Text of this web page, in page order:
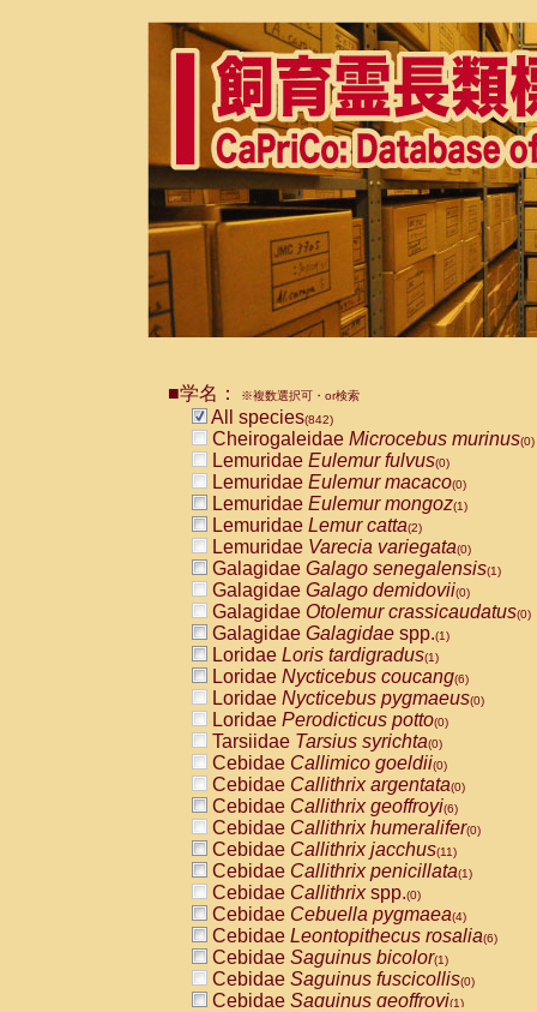
■学名： ※複数選択可・or検索
All species(842)
Cheirogaleidae Microcebus murinus(0)
Lemuridae Eulemur fulvus(0)
Lemuridae Eulemur macaco(0)
Lemuridae Eulemur mongoz(1)
Lemuridae Lemur catta(2)
Lemuridae Varecia variegata(0)
Galagidae Galago senegalensis(1)
Galagidae Galago demidovii(0)
Galagidae Otolemur crassicaudatus(0)
Galagidae Galagidae spp.(1)
Loridae Loris tardigradus(1)
Loridae Nycticebus coucang(6)
Loridae Nycticebus pygmaeus(0)
Loridae Perodicticus potto(0)
Tarsiidae Tarsius syrichta(0)
Cebidae Callimico goeldii(0)
Cebidae Callithrix argentata(0)
Cebidae Callithrix geoffroyi(6)
Cebidae Callithrix humeralifer(0)
Cebidae Callithrix jacchus(11)
Cebidae Callithrix penicillata(1)
Cebidae Callithrixspp.(0)
Cebidae Cebuella pygmaea(4)
Cebidae Leontopithecus rosalia(6)
Cebidae Saguinus bicolor(1)
Cebidae Saguinus fuscicollis(0)
Cebidae Saguinus geoffroyi(1)